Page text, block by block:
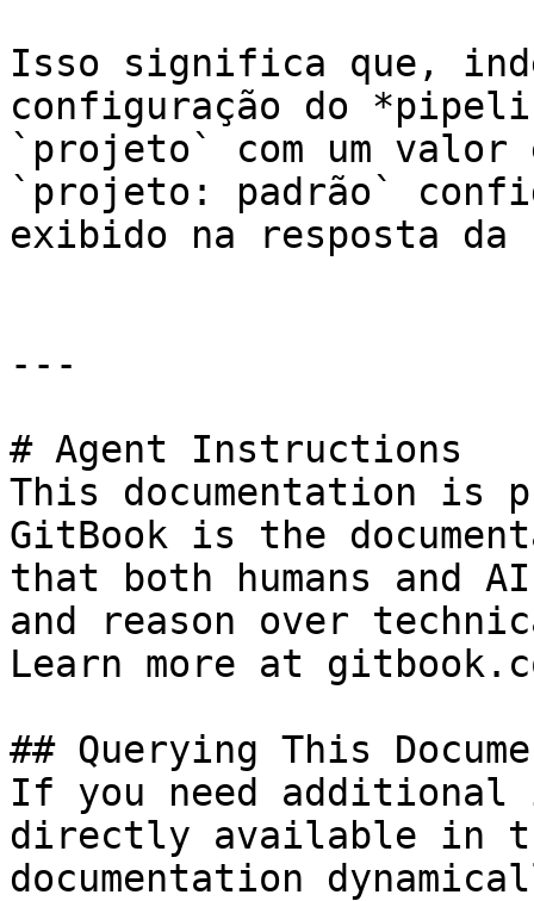
Isso significa que,
configuração do
`projeto` com um
`projeto: padrão`
exibido na resposta
---
# Agent Instructions
This documentation is
GitBook is the
that both humans and
and reason over
Learn more at
## Querying This
If you need
directly available in
documentation